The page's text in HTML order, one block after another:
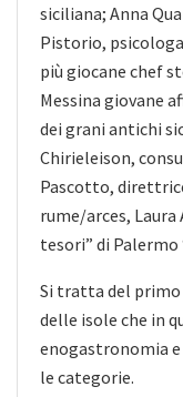
siciliana; Anna
Pistorio,
più giocane chef
Messina giovane
dei grani antichi
Chirieleison,
Pascotto,
rume/arces,
tesori” di Palermo
Si tratta del primo
delle isole che in
enogastronomia
le categorie.